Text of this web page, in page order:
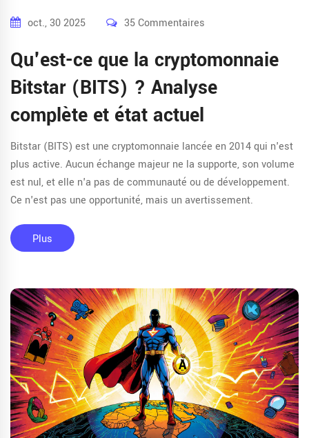
oct., 30 2025 35 Commentaires
Qu'est-ce que la cryptomonnaie
Bitstar (BITS) ? Analyse
complète et état actuel
Bitstar (BITS) est une cryptomonnaie lancée en 2014 qui n'est
plus active. Aucun échange majeur ne la supporte, son volume
est nul, et elle n'a pas de communauté ou de développement.
Ce n'est pas une opportunité, mais un avertissement.
Plus